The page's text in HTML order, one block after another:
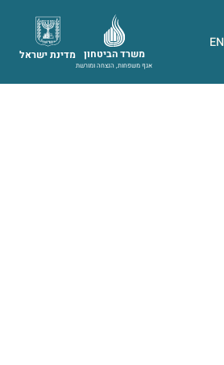
EN
מדינת ישראל משרד הביטחון
אגף משפחות, הנצחה ומורשת